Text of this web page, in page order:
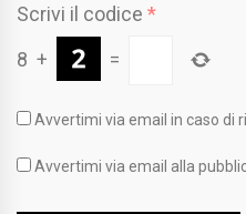
Scrivi il codice *
8 + =
Avvertimi via email in caso di
Avvertimi via email alla